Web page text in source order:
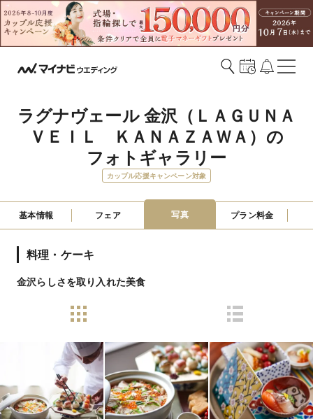
ラグナヴェール 金沢（ＬＡＧＵＮＡ
ＶＥＩＬ　ＫＡＮＡＺＡＷＡ）の
フォトギャラリー
カップル応援キャンペーン対象
基本情報 フェア 写真 プラン料金
料理・ケーキ
金沢らしさを取り入れた美食